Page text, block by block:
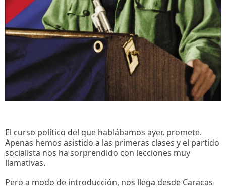
El curso político del que hablábamos ayer, promete.
Apenas hemos asistido a las primeras clases y el partido
socialista nos ha sorprendido con lecciones muy
llamativas.
Pero a modo de introducción, nos llega desde Caracas